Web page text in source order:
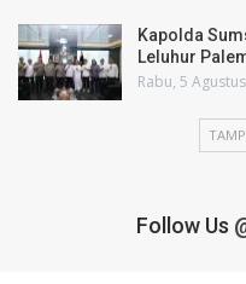
Kapolda
Leluhur
Rabu, 5
Follow Us